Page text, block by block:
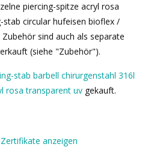
piercing-spitze acryl rosa
circular hufeisen bioflex /
sind auch als separate
(siehe "Zubehör").
stab barbell chirurgenstahl 316l
rosa transparent uv gekauft.
Zertifikate anzeigen